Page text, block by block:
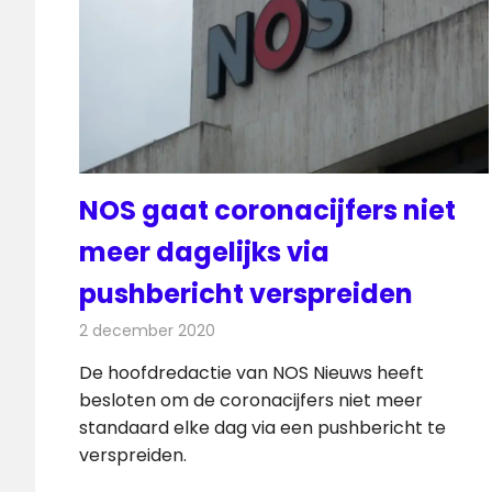
NOS gaat coronacijfers niet
meer dagelijks via
pushbericht verspreiden
2 december 2020
De hoofdredactie van NOS Nieuws heeft
besloten om de coronacijfers niet meer
standaard elke dag via een pushbericht te
verspreiden.